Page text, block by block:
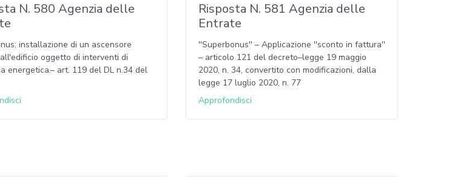
N. 580 Agenzia delle
installazione di un ascensore
oggetto di interventi di
energetica.– art. 119 del DL n.34 del
Risposta N. 581 Agenzia delle
Entrate
''Superbonus'' – Applicazione ''sconto in fattura''
– articolo 121 del decreto–legge 19 maggio
2020, n. 34, convertito con modificazioni, dalla
legge 17 luglio 2020, n. 77
Approfondisci